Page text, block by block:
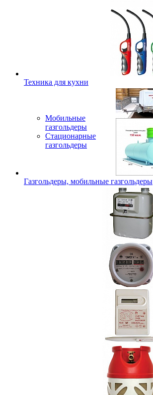
Техника для кухни
Мобильные
газгольдеры
Стационарные
газгольдеры
Газгольдеры, мобильные газгольдеры